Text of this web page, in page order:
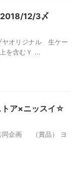
2018/12/3〆
ヤオリジナル 生ケー
を含むＹ ...
トア×ニッスイ☆
同企画 （賞品） ヨ